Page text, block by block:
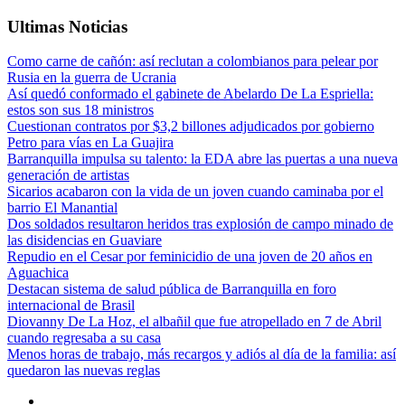
Ultimas Noticias
Como carne de cañón: así reclutan a colombianos para pelear por
Rusia en la guerra de Ucrania
Así quedó conformado el gabinete de Abelardo De La Espriella:
estos son sus 18 ministros
Cuestionan contratos por $3,2 billones adjudicados por gobierno
Petro para vías en La Guajira
Barranquilla impulsa su talento: la EDA abre las puertas a una nueva
generación de artistas
Sicarios acabaron con la vida de un joven cuando caminaba por el
barrio El Manantial
Dos soldados resultaron heridos tras explosión de campo minado de
las disidencias en Guaviare
Repudio en el Cesar por feminicidio de una joven de 20 años en
Aguachica
Destacan sistema de salud pública de Barranquilla en foro
internacional de Brasil
Diovanny De La Hoz, el albañil que fue atropellado en 7 de Abril
cuando regresaba a su casa
Menos horas de trabajo, más recargos y adiós al día de la familia: así
quedaron las nuevas reglas